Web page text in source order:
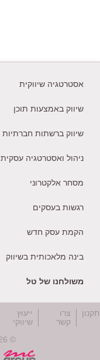
אסטרטגיה שיווקית
שיווק באמצעות תוכן
שיווק ברשתות חברתיות
ניהול ואסטרטגיה עסקית
מסחר אלקטרוני
רגשות בעסקים
הקמת עסק חדש
בינה מלאכותית בשיווק
משולחנו של טל
צרו
קשר
ייעוץ
שיווקי
© 2026 כל הזכויות שמורות